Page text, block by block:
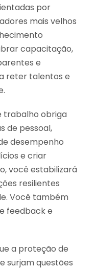
por
mais velhos
capacitação,
e
reter talentos e
trabalho obriga
de pessoal,
desempenho
e criar
você estabilizará
resilientes
Você também
feedback e
a proteção de
surjam questões